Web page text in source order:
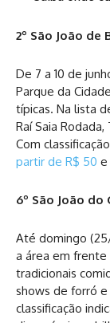
2º São João de
De 7 a 10 de
Parque da
típicas. Na lista
Raí Saia
Com
partir de R$ 50 e
6º São João do
Até domingo
a área em frente
tradicionais
shows de forró
classificação